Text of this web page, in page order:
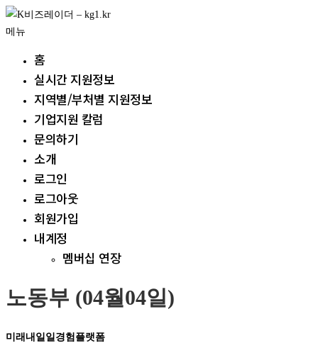
내
용
메뉴
홈
실시간 지원정보
지역별/부처별 지원정보
기업지원 칼럼
문의하기
소개
로그인
로그아웃
회원가입
내계정
멤버십 연장
노동부 (04월04일)
미래내일일경험플랫폼